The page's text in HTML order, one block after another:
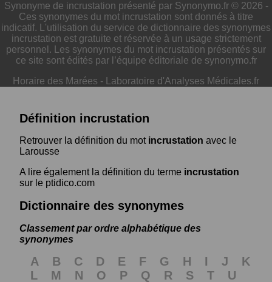
Synonyme de incrustation présenté par Synonymo.fr © 2026 -
Ces synonymes du mot incrustation sont donnés à titre
indicatif. L'utilisation du service de dictionnaire des synonymes
incrustation est gratuite et réservée à un usage strictement
personnel. Les synonymes du mot incrustation présentés sur
ce site sont édités par l’équipe éditoriale de synonymo.fr
Horaire des Marées - Laboratoire d'Analyses Médicales.fr
Définition incrustation
Retrouver la définition du mot incrustation avec le
Larousse
A lire également la définition du terme incrustation
sur le ptidico.com
Dictionnaire des synonymes
Classement par ordre alphabétique des
synonymes
A B C D E F G H I J
K
L
M N O P Q R S T U